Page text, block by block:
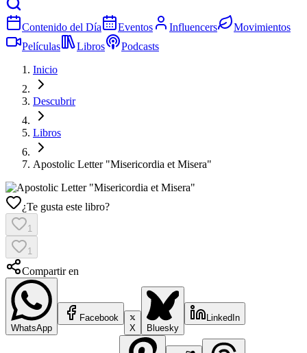
Contenido del Día Eventos Influencers
Movimientos
Películas
Libros
Podcasts
Inicio
Descubrir
Libros
Apostolic Letter "Misericordia et Misera"
¿Te gusta este libro?
1
1
Compartir en
WhatsApp
Facebook
X
Bluesky
LinkedIn